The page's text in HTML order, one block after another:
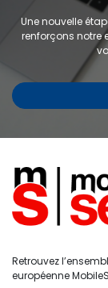
Accueil
Une nouvelle
renforçons notre
Retrouvez
européenne
Copyright ©